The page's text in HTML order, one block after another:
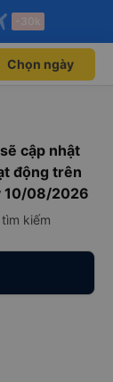
Mở app
Mở app
-30k
Chọn ngày
cập nhật
động trên
10/08/2026
kiếm